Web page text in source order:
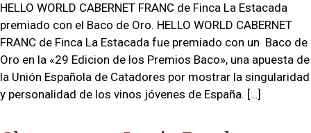
HELLO WORLD CABERNET FRANC de Finca La Estacada
premiado con el Baco de Oro. HELLO WORLD CABERNET
FRANC de Finca La Estacada fue premiado con un Baco de
Oro en la «29 Edicion de los Premios Baco», una apuesta de
la Unión Española de Catadores por mostrar la singularidad
y personalidad de los vinos jóvenes de España. […]